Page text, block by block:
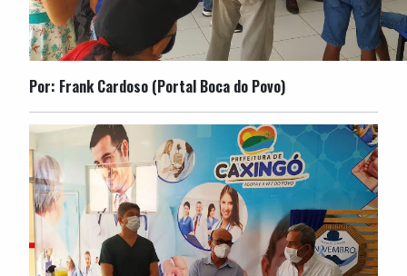
Por: Frank Cardoso (Portal Boca do Povo)